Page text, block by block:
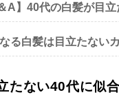
＆A】40代の白髪が目
る白髪は目立たない
たない40代に似